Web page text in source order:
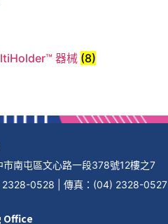
器械 (8)
南屯區文心路一段378號12樓之7
2328-0528 傳真： (04) 2328-0527
Office